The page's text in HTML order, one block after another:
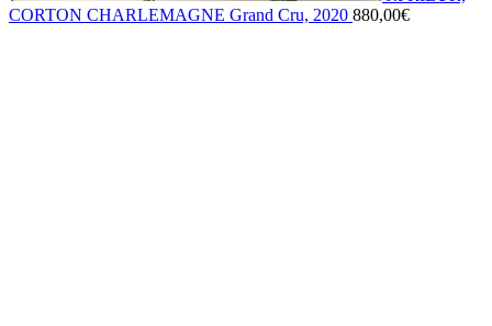
CORTON CHARLEMAGNE Grand Cru, 2020 880,00€